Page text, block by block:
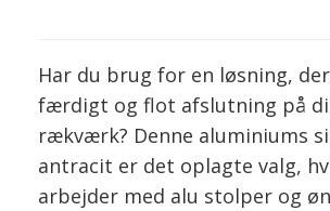
Har du brug for en løsning,
færdigt og flot afslutning på
rækværk? Denne aluminiums
antracit er det oplagte valg,
arbejder med alu stolper og